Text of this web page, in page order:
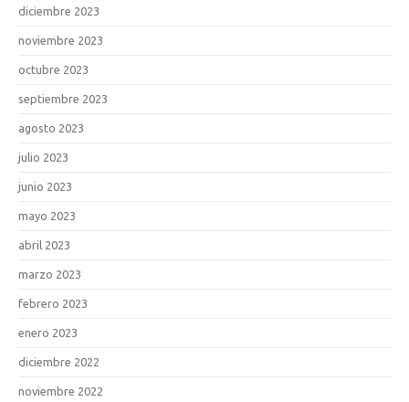
diciembre 2023
noviembre 2023
octubre 2023
septiembre 2023
agosto 2023
julio 2023
junio 2023
mayo 2023
abril 2023
marzo 2023
febrero 2023
enero 2023
diciembre 2022
noviembre 2022